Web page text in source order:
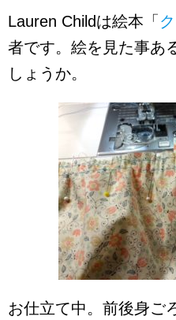
Lauren Childは絵本「
者です。絵を見た事あ
しょうか。
お仕立て中。前後身ご